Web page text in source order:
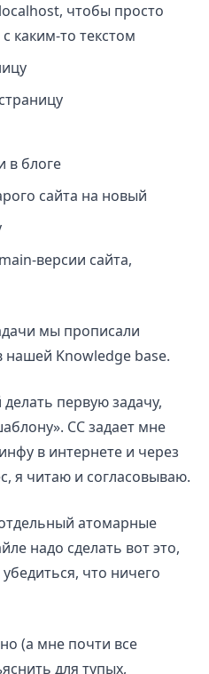
чтобы просто
каким-то текстом
в блоге
сайта на новый
версии сайта,
мы прописали
нашей Knowledge base.
первую задачу,
CC задает мне
в интернете и через
я читаю и согласовываю.
атомарные
надо сделать вот это,
что ничего
(а мне почти все
для тупых,